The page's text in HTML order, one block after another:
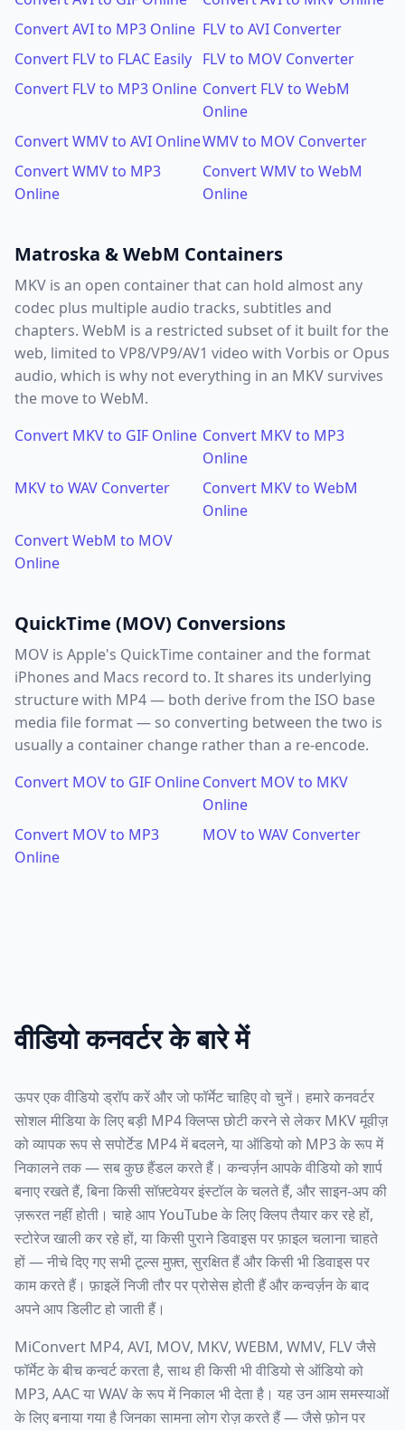
Convert AVI to MP3 Online FLV to AVI Converter
Convert FLV to FLAC Easily FLV to MOV Converter
Convert FLV to MP3 Online Convert FLV to WebM
Online
Convert WMV to AVI OnlineWMV to MOV Converter
Convert WMV to MP3
Online
Convert WMV to WebM
Online
Matroska & WebM Containers
MKV is an open container that can hold almost any
codec plus multiple audio tracks, subtitles and
chapters. WebM is a restricted subset of it built for the
web, limited to VP8/VP9/AV1 video with Vorbis or Opus
audio, which is why not everything in an MKV survives
the move to WebM.
Convert MKV to GIF Online Convert MKV to MP3
Online
MKV to WAV Converter
Convert MKV to WebM
Online
Convert WebM to MOV
Online
QuickTime (MOV) Conversions
MOV is Apple's QuickTime container and the format
iPhones and Macs record to. It shares its underlying
structure with MP4 — both derive from the ISO base
media file format — so converting between the two is
usually a container change rather than a re-encode.
Convert MOV to GIF OnlineConvert MOV to MKV
Online
Convert MOV to MP3
Online
MOV to WAV Converter
वीडियो कनवर्टर के बारे में
ऊपर एक वीडियो ड्रॉप करें और जो फॉर्मेट चाहिए वो चुनें। हमारे कनवर्टर
सोशल मीडिया के लिए बड़ी MP4 क्लिप्स छोटी करने से लेकर MKV मूवीज़
को व्यापक रूप से सपोर्टेड MP4 में बदलने, या ऑडियो को MP3 के रूप में
निकालने तक — सब कुछ हैंडल करते हैं। कन्वर्ज़न आपके वीडियो को शार्प
बनाए रखते हैं, बिना किसी सॉफ़्टवेयर इंस्टॉल के चलते हैं, और साइन-अप की
ज़रूरत नहीं होती। चाहे आप YouTube के लिए क्लिप तैयार कर रहे हों,
स्टोरेज खाली कर रहे हों, या किसी पुराने डिवाइस पर फ़ाइल चलाना चाहते
हों — नीचे दिए गए सभी टूल्स मुफ़्त, सुरक्षित हैं और किसी भी डिवाइस पर
काम करते हैं। फ़ाइलें निजी तौर पर प्रोसेस होती हैं और कन्वर्ज़न के बाद
अपने आप डिलीट हो जाती हैं।
MiConvert MP4, AVI, MOV, MKV, WEBM, WMV, FLV जैसे
फॉर्मेट के बीच कन्वर्ट करता है, साथ ही किसी भी वीडियो से ऑडियो को
MP3, AAC या WAV के रूप में निकाल भी देता है। यह उन आम समस्याओं
के लिए बनाया गया है जिनका सामना लोग रोज़ करते हैं — जैसे फ़ोन पर